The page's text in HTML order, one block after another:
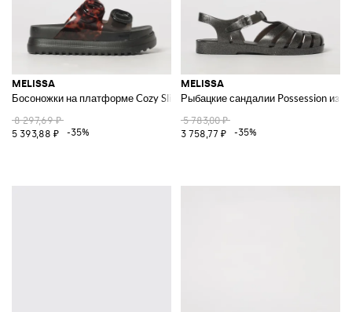
MELISSA
Босоножки на платформе Cozy Slide AD из ПВХ с черепаховым узором
8 297,69 ₽
5 393,88 ₽
-35%
MELISSA
Рыбацкие сандалии Possession из
5 783,00 ₽
3 758,77 ₽
-35%